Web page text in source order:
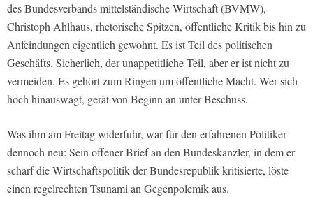
des Bundesverbands mittelständische Wirtschaft (BVMW),
Christoph Ahlhaus, rhetorische Spitzen, öffentliche Kritik bis hin zu
Anfeindungen eigentlich gewohnt. Es ist Teil des politischen
Geschäfts. Sicherlich, der unappetitliche Teil, aber er ist nicht zu
vermeiden. Es gehört zum Ringen um öffentliche Macht. Wer sich
hoch hinauswagt, gerät von Beginn an unter Beschuss.
Was ihm am Freitag widerfuhr, war für den erfahrenen Politiker
dennoch neu: Sein offener Brief an den Bundeskanzler, in dem er
scharf die Wirtschaftspolitik der Bundesrepublik kritisierte, löste
einen regelrechten Tsunami an Gegenpolemik aus.